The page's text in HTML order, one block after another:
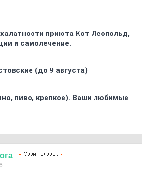
халатности приюта Кот Леопольд,
и самолечение.
(до 9 августа)
пиво, крепкое). Ваши любимые